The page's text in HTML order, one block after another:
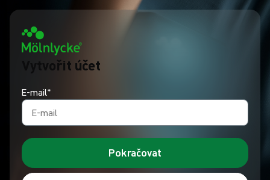
Vytvořit účet
E-mail*
Pokračovat